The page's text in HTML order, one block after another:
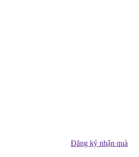
Đăng ký nhận quà